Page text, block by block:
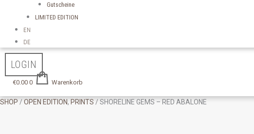
Gutscheine
LIMITED EDITION
EN
DE
LOGIN
€0.00 0 Warenkorb
SHOP /OPEN EDITION, PRINTS / SHORELINE GEMS – RED ABALONE